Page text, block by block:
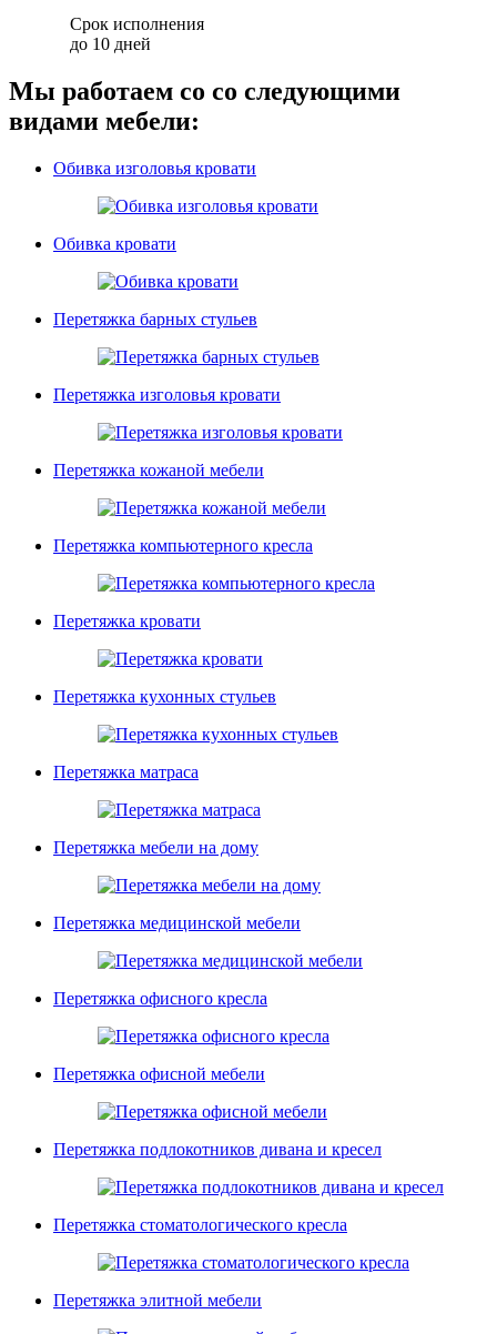
Срок исполнения
до 10 дней
Мы работаем со со следующими
видами мебели:
Обивка изголовья кровати
Обивка кровати
Перетяжка барных стульев
Перетяжка изголовья кровати
Перетяжка кожаной мебели
Перетяжка компьютерного кресла
Перетяжка кровати
Перетяжка кухонных стульев
Перетяжка матраса
Перетяжка мебели на дому
Перетяжка медицинской мебели
Перетяжка офисного кресла
Перетяжка офисной мебели
Перетяжка подлокотников дивана и кресел
Перетяжка стоматологического кресла
Перетяжка элитной мебели